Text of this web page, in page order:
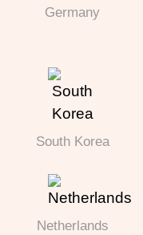
Germany
South Korea
Netherlands